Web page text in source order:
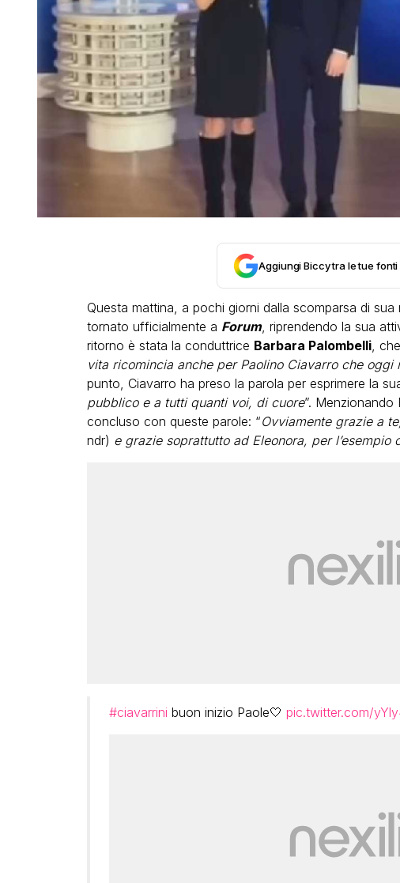
Aggiungi Biccy tra le tue
Questa mattina, a pochi giorni dalla scomparsa di sua
tornato ufficialmente a Forum, riprendendo la sua
ritorno è stata la conduttrice Barbara Palombelli,
vita ricomincia anche per Paolino Ciavarro che oggi
punto, Ciavarro ha preso la parola per esprimere la
pubblico e a tutti quanti voi, di cuore”. Menzionando
concluso con queste parole: “Ovviamente grazie a
ndr) e grazie soprattutto ad Eleonora, per
#ciavarrini buon inizio Paole🤍 pic.twitter.com/